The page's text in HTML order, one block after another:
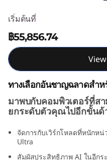
n
1
1
เริ่มต้นที่
฿55,856.74
ทางเลือกอันชาญฉลาดสำห
มาพบกับคอมพิวเตอร์ที่ส
ยกระดับตัวคุณไปอีกขั้นด้
จัดการกับเวิร์กโหลดที่หนักหน่
Ultra
สัมผัสประสิทธิภาพ AI ในอีก